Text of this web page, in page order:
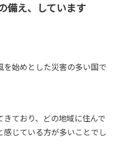
備え、しています
を始めとした災害の多い国で
ており、どの地域に住んで
じている方が多いことでし